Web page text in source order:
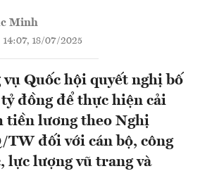
Minh
14:07, 18/07/2025
vụ Quốc hội quyết nghị bố
đồng để thực hiện cải
tiền lương theo Nghị
TW đối với cán bộ, công
lực lượng vũ trang và